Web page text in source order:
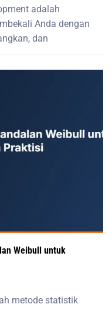
adalah
Anda dengan
dan
Weibull untuk
metode statistik